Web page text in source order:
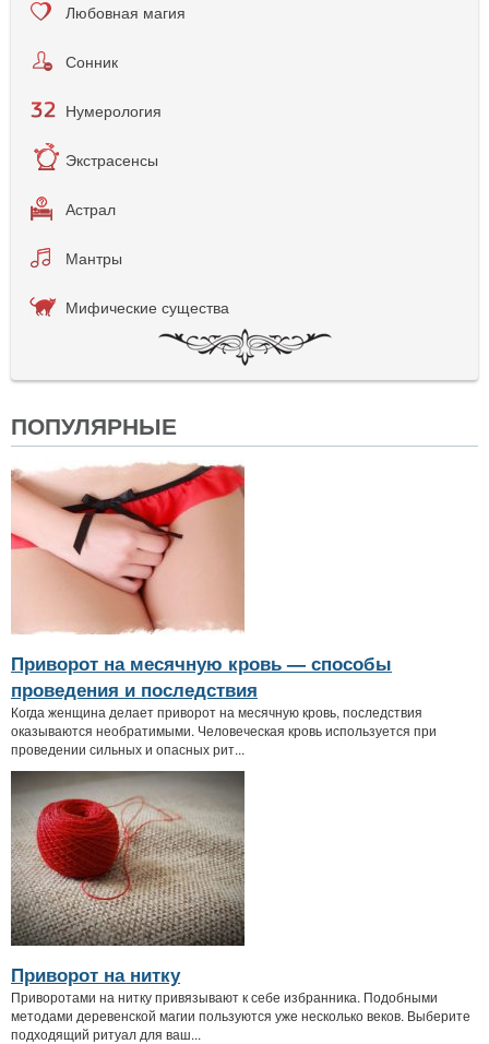
Любовная магия
Сонник
Нумерология
Экстрасенсы
Астрал
Мантры
Мифические существа
ПОПУЛЯРНЫЕ
Приворот на месячную кровь — способы
проведения и последствия
Когда женщина делает приворот на месячную кровь, последствия
оказываются необратимыми. Человеческая кровь используется при
проведении сильных и опасных рит...
Приворот на нитку
Приворотами на нитку привязывают к себе избранника. Подобными
методами деревенской магии пользуются уже несколько веков. Выберите
подходящий ритуал для ваш...